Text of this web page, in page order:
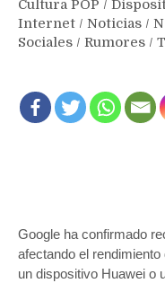
Cultura POP /
Internet / Noticias /
Sociales / Rumores /
Google ha confirmado
afectando el
un dispositivo Huawei o